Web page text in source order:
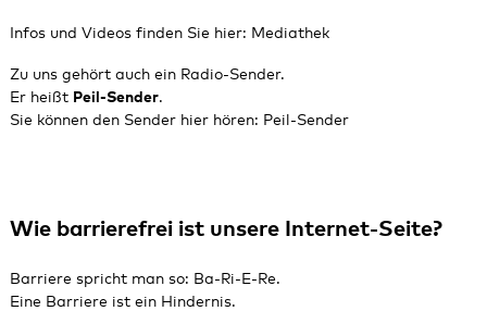
Infos und Videos finden Sie hier: Mediathek
Zu uns gehört auch ein Radio-Sender.
Er heißt Peil-Sender.
Sie können den Sender hier hören: Peil‑Sender
Wie barrierefrei ist unsere Internet-Seite?
Barriere spricht man so: Ba-Ri-E-Re.
Eine Barriere ist ein Hindernis.